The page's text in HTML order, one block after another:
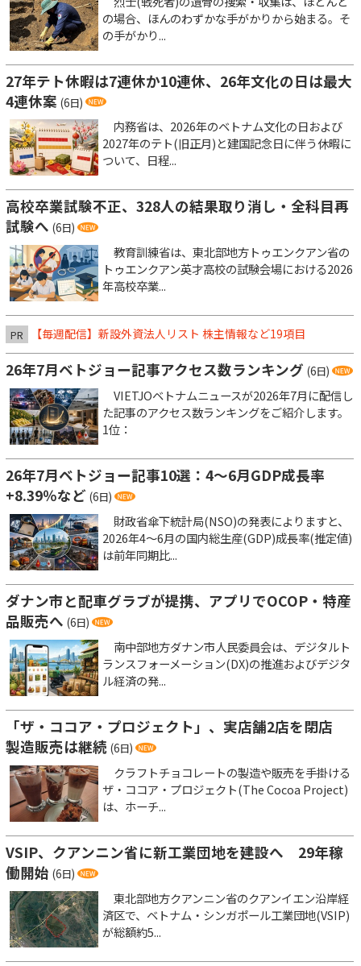
の場合、ほんのわずかな手がかりから始まる。そ
の手がかり...
27年テト休暇は7連休か10連休、26年文化の日は最大
4連休案 (6日)
内務省は、2026年のベトナム文化の日および
2027年のテト(旧正月)と建国記念日に伴う休暇に
ついて、日程...
高校卒業試験不正、328人の結果取り消し・全科目再
試験へ (6日)
教育訓練省は、東北部地方トゥエンクアン省の
トゥエンクアン英才高校の試験会場における2026
年高校卒業...
PR 【毎週配信】新設外資法人リスト 株主情報など19項目
26年7月ベトジョー記事アクセス数ランキング (6日)
VIETJOベトナムニュースが2026年7月に配信し
た記事のアクセス数ランキングをご紹介します。
1位：
26年7月ベトジョー記事10選：4～6月GDP成長率
+8.39％など (6日)
財政省傘下統計局(NSO)の発表によりますと、
2026年4～6月の国内総生産(GDP)成長率(推定値)
は前年同期比...
ダナン市と配車グラブが提携、アプリでOCOP・特産
品販売へ (6日)
南中部地方ダナン市人民委員会は、デジタルト
ランスフォーメーション(DX)の推進およびデジタ
ル経済の発...
「ザ・ココア・プロジェクト」、実店舗2店を閉店
製造販売は継続 (6日)
クラフトチョコレートの製造や販売を手掛ける
ザ・ココア・プロジェクト(The Cocoa Project)
は、ホーチ...
VSIP、クアンニン省に新工業団地を建設へ 29年稼
働開始 (6日)
東北部地方クアンニン省のクアンイエン沿岸経
済区で、ベトナム・シンガポール工業団地(VSIP)
が総額約5...